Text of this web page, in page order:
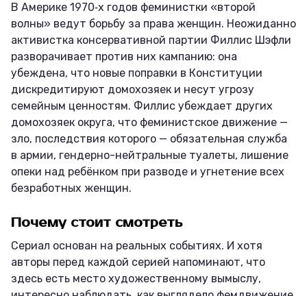
В Америке 1970‑х годов феминистки «второй
волны» ведут борьбу за права женщин. Неожиданно
активистка консервативной партии Филлис Шэфли
разворачивает против них кампанию: она
убеждена, что новые поправки в Конституции
дискредитируют домохозяек и несут угрозу
семейным ценностям. Филлис убеждает других
домохозяек округа, что феминистское движение —
зло, последствия которого — обязательная служба
в армии, гендерно-нейтральные туалеты, лишение
опеки над ребёнком при разводе и угнетение всех
безработных женщин.
Почему стоит смотреть
Сериал основан на реальных событиях. И хотя
авторы перед каждой серией напоминают, что
здесь есть место художественному вымыслу,